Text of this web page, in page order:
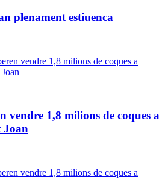
plenament estiuenca
vendre 1,8 milions de coques a
Joan